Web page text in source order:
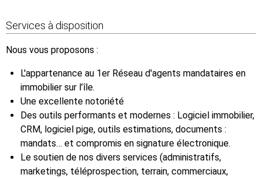
Services à disposition
Nous vous proposons :
L'appartenance au 1er Réseau d'agents mandataires en
immobilier sur l’île.
Une excellente notoriété
Des outils performants et modernes : Logiciel immobilier,
CRM, logiciel pige, outils estimations, documents :
mandats… et compromis en signature électronique.
Le soutien de nos divers services (administratifs,
marketings, téléprospection, terrain, commerciaux,